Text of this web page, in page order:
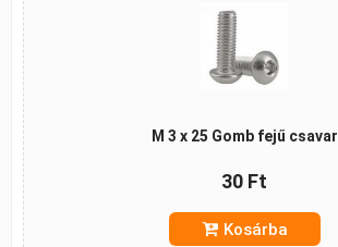
M 3 x 25 Gomb fejű csavar
30 Ft
Kosárba